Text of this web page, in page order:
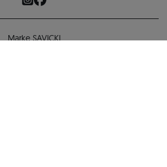
Marke SAVICKI